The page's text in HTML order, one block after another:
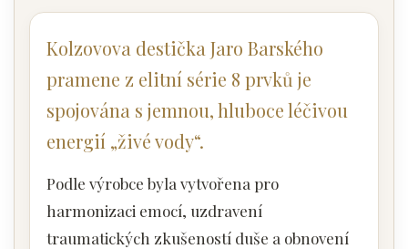
Kolzovova destička Jaro Barského
pramene z elitní série 8 prvků je
spojována s jemnou, hluboce léčivou
energií „živé vody“.
Podle výrobce byla vytvořena pro
harmonizaci emocí, uzdravení
traumatických zkušeností duše a obnovení